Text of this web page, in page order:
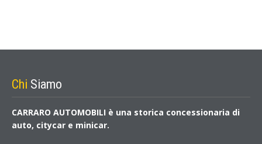
Chi Siamo
CARRARO AUTOMOBILI è una storica concessionaria di
auto, citycar e minicar.